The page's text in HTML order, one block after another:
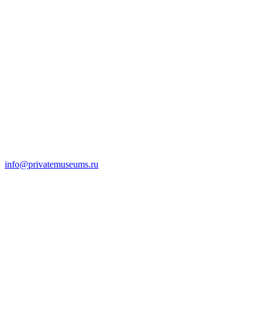
info@privatemuseums.ru